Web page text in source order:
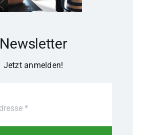
Newsletter
Jetzt anmelden!